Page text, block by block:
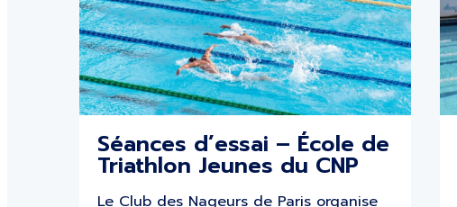
Séances d’essai – École de
Triathlon Jeunes du CNP
Le Club des Nageurs de Paris organise